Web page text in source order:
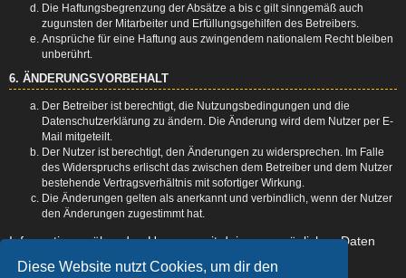
Diese Website nutzt Cookies, um dir den
Die Haftungsbegrenzung der Absätze a bis c gilt sinngemäß auch
zugunsten der Mitarbeiter und Erfüllungsgehilfen des Betreibers.
Ansprüche für eine Haftung aus zwingendem nationalem Recht bleiben
unberührt.
6. ÄNDERUNGSVORBEHALT
Der Betreiber ist berechtigt, die Nutzungsbedingungen und die
Datenschutzerklärung zu ändern. Die Änderung wird dem Nutzer per E-
Mail mitgeteilt.
Der Nutzer ist berechtigt, den Änderungen zu widersprechen. Im Falle
des Widerspruchs erlischt das zwischen dem Betreiber und dem Nutzer
bestehende Vertragsverhältnis mit sofortiger Wirkung.
Die Änderungen gelten als anerkannt und verbindlich, wenn der Nutzer
den Änderungen zugestimmt hat.
Informationen über den Umgang mit deinen persönlichen Daten
sind in der Datenschutzerklärung enthalten.